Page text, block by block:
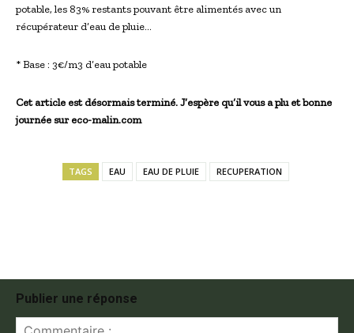
potable, les 83% restants pouvant être alimentés avec un
récupérateur d’eau de pluie…
* Base : 3€/m3 d’eau potable
Cet article est désormais terminé. J’espère qu’il vous a plu et bonne
journée sur eco-malin.com
TAGS EAU EAU DE PLUIE RECUPERATION
Publier une réponse